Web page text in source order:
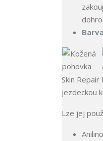
Skin
jezdeckou
Lze jej